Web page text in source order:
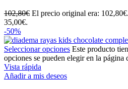
102,80€ El precio original era: 102,80€.
35,00€.
-50%
Seleccionar opciones Este producto
opciones se pueden elegir en la página
Vista rápida
Añadir a mis deseos